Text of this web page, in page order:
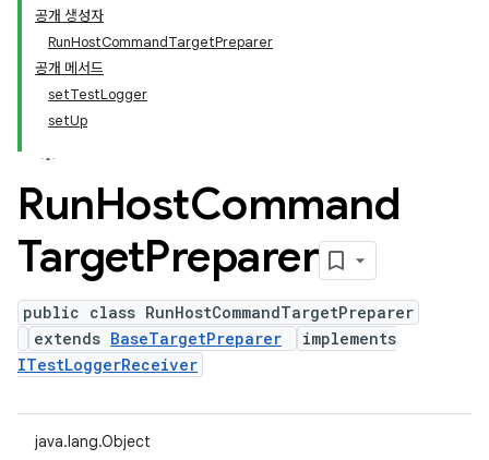
공개 생성자
RunHostCommandTargetPreparer
공개 메서드
setTestLogger
setUp
RunHostCommand
TargetPreparer
public class RunHostCommandTargetPreparer
extends BaseTargetPreparer
implements
ITestLoggerReceiver
java.lang.Object